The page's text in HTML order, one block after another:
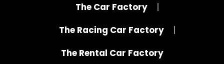
The Car Factory
The Racing Car Factory
The Rental Car Factory